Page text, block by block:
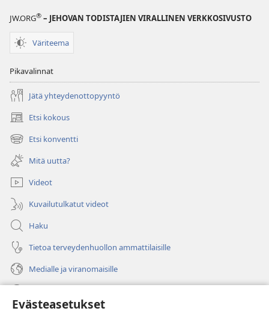
Evästeasetukset
JW.ORG® – JEHOVAN TODISTAJIEN VIRALLINEN VERKKOSIVUSTO
Väriteema
Pikavalinnat
Jätä yhteydenottopyyntö
Etsi kokous
(avaa
uuden
ikkunan)
Etsi konventti
(avaa
uuden
ikkunan)
Mitä uutta?
Videot
Kuvailutulkatut videot
Haku
Tietoa terveydenhuollon ammattilaisille
Medialle ja viranomaisille